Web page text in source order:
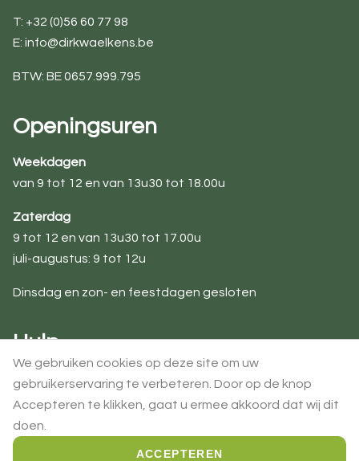
T: +32 (0)56 60 77 98
E: info@dirkwaelkens.be
BTW: BE 0657.999.795
Openingsuren
Weekdagen
van 9 tot 12 en van 13u30 tot 18.00u
Zaterdag
9 tot 12 en van 13u30 tot 17.00u
juli-augustus: 9 tot 12u
Dinsdag en zon- en feestdagen gesloten
Hulp
Over ons
Contact
Veel gestelde vragen
We gebruiken cookies op deze site om uw
gebruikerservaring te verbeteren. Door op de knop
Accepteren te klikken, gaat u ermee akkoord dat wij dit
doen.
ACCEPTEREN